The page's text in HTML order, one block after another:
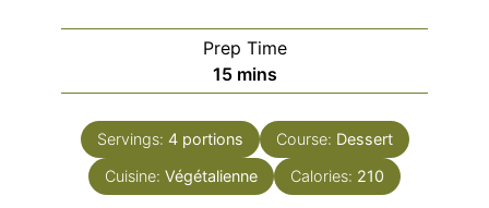
Prep Time
15minutes
mins
Servings: 4 portions Course: Dessert
Cuisine: Végétalienne Calories: 210